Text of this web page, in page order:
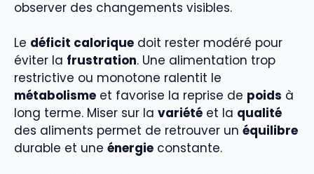
observer des changements visibles.
Le déficit calorique doit rester modéré pour
éviter la frustration. Une alimentation trop
restrictive ou monotone ralentit le
métabolisme et favorise la reprise de poids à
long terme. Miser sur la variété et la qualité
des aliments permet de retrouver un équilibre
durable et une énergie constante.